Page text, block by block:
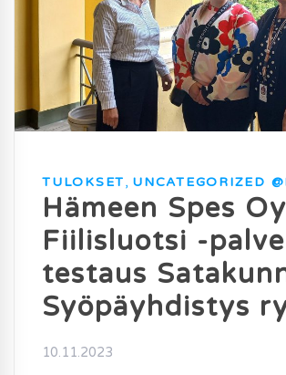
TULOKSET, UNCATEGORIZED
Hämeen Spes
Fiilisluotsi -
testaus
Syöpäyhdistys
10.11.2023